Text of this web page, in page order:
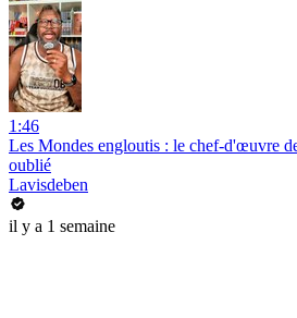
1:46
Les Mondes engloutis : le chef-d'œuvre
oublié
Lavisdeben
il y a 1 semaine